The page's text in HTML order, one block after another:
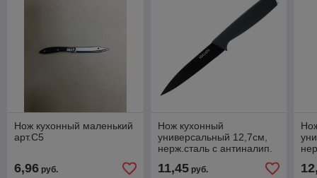
Нож кухонный маленький
арт.С5
6,96 руб.
Нож кухонный
универсальный 12,7см,
нерж.сталь с антиналип.
SATOSHI Орис, 803-368
11,45руб.